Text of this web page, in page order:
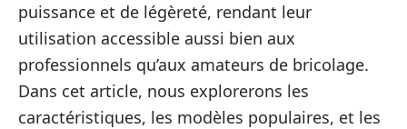
puissance et de légèreté, rendant leur
utilisation accessible aussi bien aux
professionnels qu’aux amateurs de bricolage.
Dans cet article, nous explorerons les
caractéristiques, les modèles populaires, et les